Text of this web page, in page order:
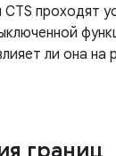
проходят
ли она на
границ